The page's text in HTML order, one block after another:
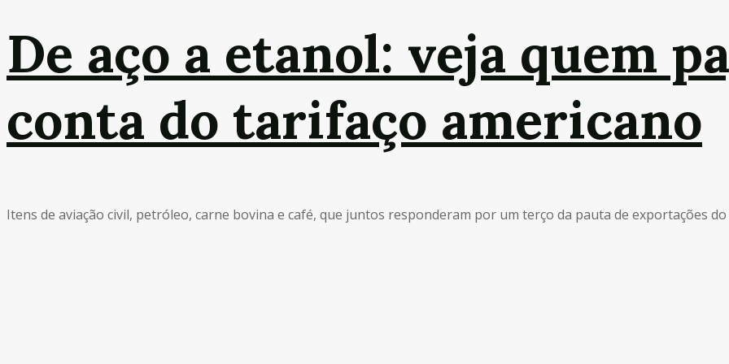
De aço a etanol: veja quem
conta do tarifaço americano
Itens de aviação civil, petróleo, carne bovina e café, que juntos responderam por um terço da pauta de exportações do